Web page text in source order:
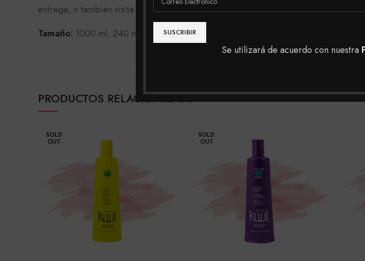
Se utilizará de acuerdo con nuestra
entrega, o también visita nuestras tiendas físicas en Bogotá y Boyaca Stamarrchan
Tamaño: 1000 ml, 240 ml, 500 ml, 30ml.
PRODUCTOS RELACIONADOS
SOLD
OUT
SOLD
OUT